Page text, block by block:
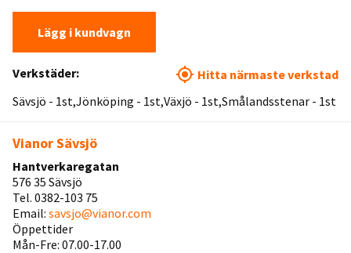
Lägg i kundvagn
Verkstäder:
Sävsjö - 1st Jönköping - 1st Växjö - 1st Smålandsstenar - 1st
Hitta närmaste verkstad
Vianor Sävsjö
Hantverkaregatan
576 35 Sävsjö
Tel. 0382-103 75
Email: savsjo@vianor.com
Öppettider
Mån-Fre: 07.00-17.00